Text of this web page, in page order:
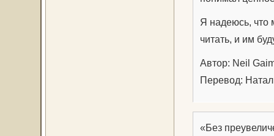
Я надеюсь, что
читать, и им
Автор: Neil
Перевод:
«Без